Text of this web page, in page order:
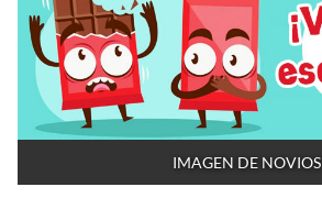
IMAGEN DE NOVIOS